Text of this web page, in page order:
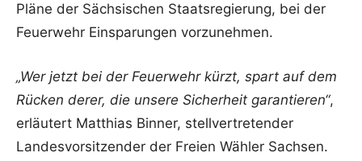
Pläne der Sächsischen Staatsregierung, bei der
Feuerwehr Einsparungen vorzunehmen.
„Wer jetzt bei der Feuerwehr kürzt, spart auf dem
Rücken derer, die unsere Sicherheit garantieren“,
erläutert Matthias Binner, stellvertretender
Landesvorsitzender der Freien Wähler Sachsen.